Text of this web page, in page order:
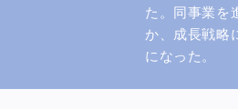
た。同事業を
か、成長戦略
になった。